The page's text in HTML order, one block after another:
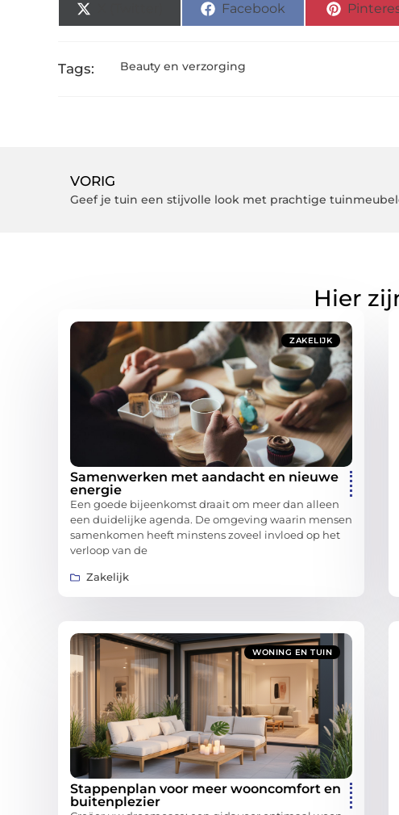
Facebook
Tags: Beauty en verzorging
VORIG
Geef je tuin een stijvolle look met prachtige
Hier
ZAKELIJK
Samenwerken met aandacht en nieuwe
energie
Een goede bijeenkomst draait om meer dan alleen
een duidelijke agenda. De omgeving waarin mensen
samenkomen heeft minstens zoveel invloed op het
verloop van de
Zakelijk
WONING EN TUIN
Stappenplan voor meer wooncomfort en
buitenplezier